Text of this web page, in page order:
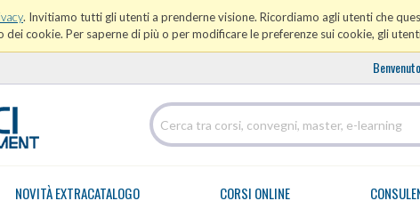
. Invitiamo tutti gli utenti a prenderne visione. Ricordiamo agli utenti che
dei cookie. Per saperne di più o per modificare le preferenze sui cookie, gli
NOVITÀ EXTRACATALOGO CORSI ONLINE